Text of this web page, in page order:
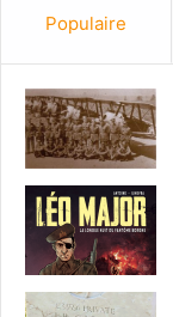
Populaire